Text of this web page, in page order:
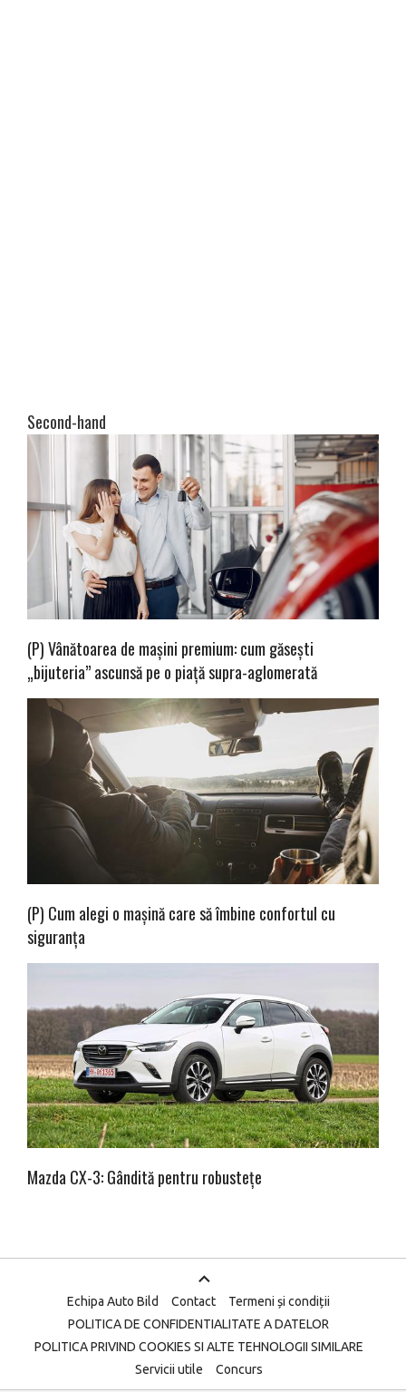
Second-hand
(P) Vânătoarea de mașini premium: cum găsești
„bijuteria” ascunsă pe o piață supra-aglomerată
(P) Cum alegi o mașină care să îmbine confortul cu
siguranța
Mazda CX-3: Gândită pentru robustețe
Echipa Auto Bild Contact
Termeni și condiții
POLITICA DE CONFIDENTIALITATE A DATELOR
POLITICA PRIVIND COOKIES SI ALTE TEHNOLOGII SIMILARE
Servicii utile
Concurs